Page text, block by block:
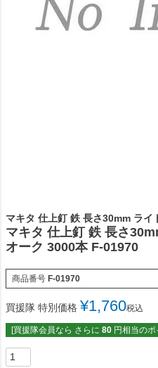
マキタ 仕上釘 鉄 長さ30mm ライ
マキタ 仕上釘 鉄 長さ
オーク 3000本 F-01970
商品番号 F-01970
買援隊 特別価格 ¥1,760税込
[買援隊会員なら さらに 80 円相当の